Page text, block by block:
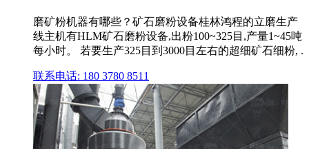
磨矿粉机器有哪些？矿石磨粉设备桂林鸿程的立磨生产
线主机有HLM矿石磨粉设备,出粉100~325目,产量1~45吨
每小时。 若要生产325目到3000目左右的超细矿石细粉, .
联系电话: 180 3780 8511